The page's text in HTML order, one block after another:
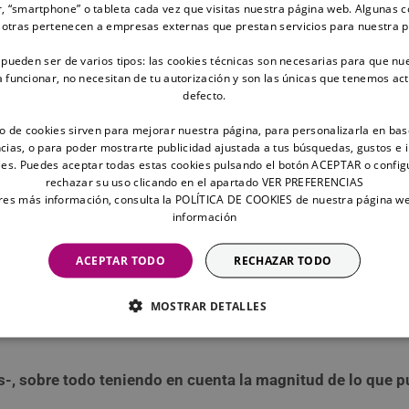
la más polémica es la relativa a la multa por tener un
o cualquier otra mascota no identificada? Pues que la
y 50.000 euros
, ¡ni más ni menos!
para perrospero, por si las moscas, te lo vamos a
el veterinario inserta en la piel del animal sin
un código alfanumérico que está asociado a
pierde y llevarle de vuelta contigo.
, sobre todo teniendo en cuenta la magnitud de lo que
“smartphone” o tableta cada vez que visitas nuestra página web. Algunas
pertenecen a empresas externas que prestan servicios para nuestra
pueden ser de varios tipos: las cookies técnicas son necesarias para que
funcionar, no necesitan de tu autorización y son las únicas que tenemos
defecto.
de cookies sirven para mejorar nuestra página, para personalizarla en
o para poder mostrarte publicidad ajustada a tus búsquedas, gustos e
Puedes aceptar todas estas cookies pulsando el botón ACEPTAR o
rechazar su uso clicando en el apartado VER PREFERENCIAS
más información, consulta la POLÍTICA DE COOKIES de nuestra página
información
ACEPTAR TODO RECHAZAR TODO
MOSTRAR DETALLES